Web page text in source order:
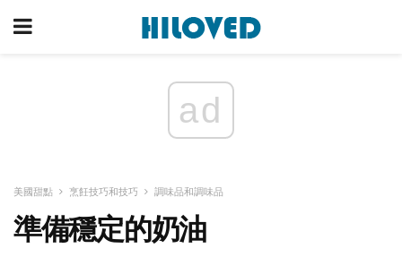
ad
美國甜點 烹飪技巧和技巧 調味品和調味品
準備穩定的奶油